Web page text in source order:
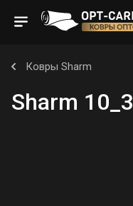
Ковры Sharm
Sharm